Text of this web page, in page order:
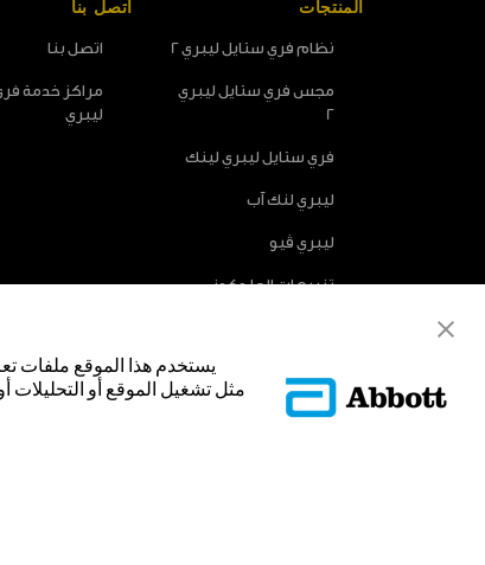
المنتجات
نظام فري ستايل ليبري 2
مجس فري ستايل ليبري
2
فري ستايل ليبري لينك
ليبري لنك آب
ليبري ڤيو
تنبيهات الجلوكوز
اتصل بنا
اتصل بنا
مراكز خدمة
ليبري
يستخدم هذا الموقع ملفات
مثل تشغيل الموقع أو التحليلات